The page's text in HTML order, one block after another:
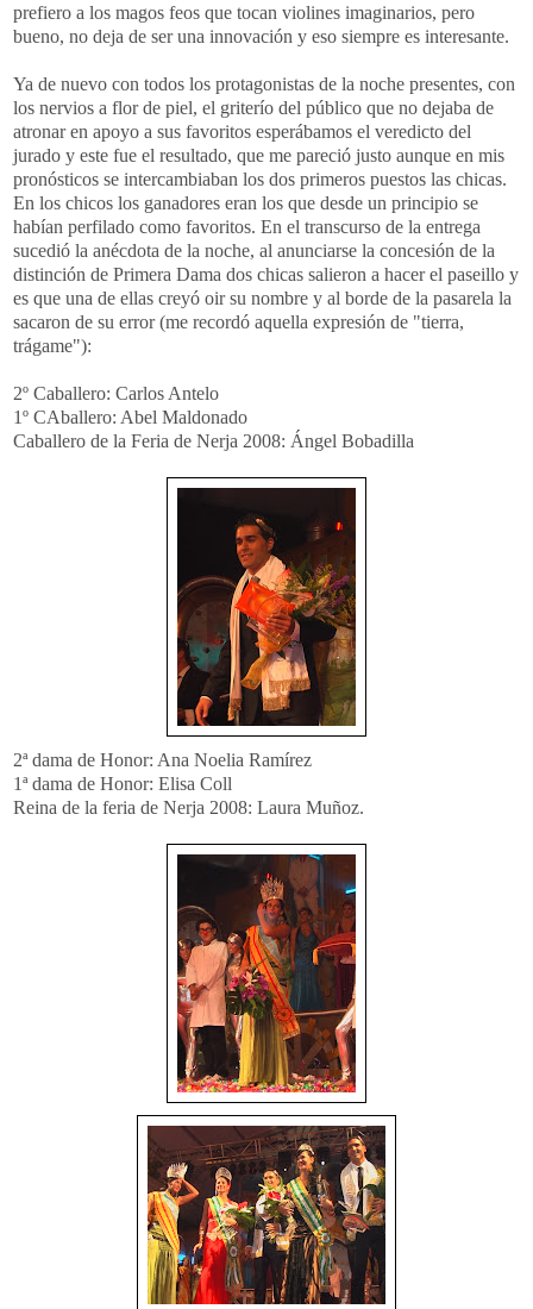
prefiero a los magos feos que tocan violines imaginarios, pero
bueno, no deja de ser una innovación y eso siempre es interesante.
Ya de nuevo con todos los protagonistas de la noche presentes, con
los nervios a flor de piel, el griterío del público que no dejaba de
atronar en apoyo a sus favoritos esperábamos el veredicto del
jurado y este fue el resultado, que me pareció justo aunque en mis
pronósticos se intercambiaban los dos primeros puestos las chicas.
En los chicos los ganadores eran los que desde un principio se
habían perfilado como favoritos. En el transcurso de la entrega
sucedió la anécdota de la noche, al anunciarse la concesión de la
distinción de Primera Dama dos chicas salieron a hacer el paseillo y
es que una de ellas creyó oir su nombre y al borde de la pasarela la
sacaron de su error (me recordó aquella expresión de "tierra,
trágame"):
2º Caballero: Carlos Antelo
1º CAballero: Abel Maldonado
Caballero de la Feria de Nerja 2008: Ángel Bobadilla
2ª dama de Honor: Ana Noelia Ramírez
1ª dama de Honor: Elisa Coll
Reina de la feria de Nerja 2008: Laura Muñoz.